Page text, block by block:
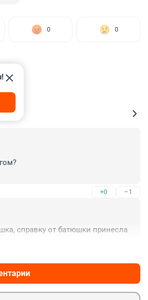
0 0
+0 –1
справку от батюшки принесла